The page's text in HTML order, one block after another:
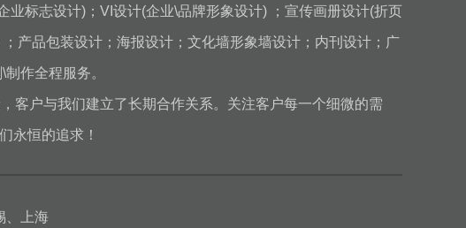
业标志设计)；VI设计(企业\品牌形象设计) ；宣传画册设计(折页
产品包装设计；海报设计；文化墙形象墙设计；内刊设计；广
作全程服务。
客户与我们建立了长期合作关系。关注客户每一个细微的需
永恒的追求！
、上海